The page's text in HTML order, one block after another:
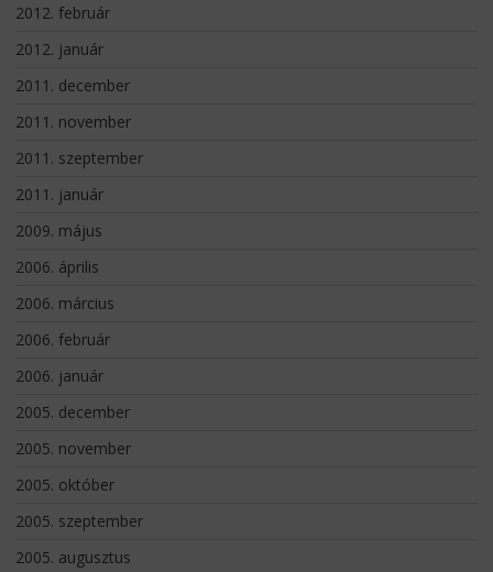
2012. február
2012. január
2011. december
2011. november
2011. szeptember
2011. január
2009. május
2006. április
2006. március
2006. február
2006. január
2005. december
2005. november
2005. október
2005. szeptember
2005. augusztus